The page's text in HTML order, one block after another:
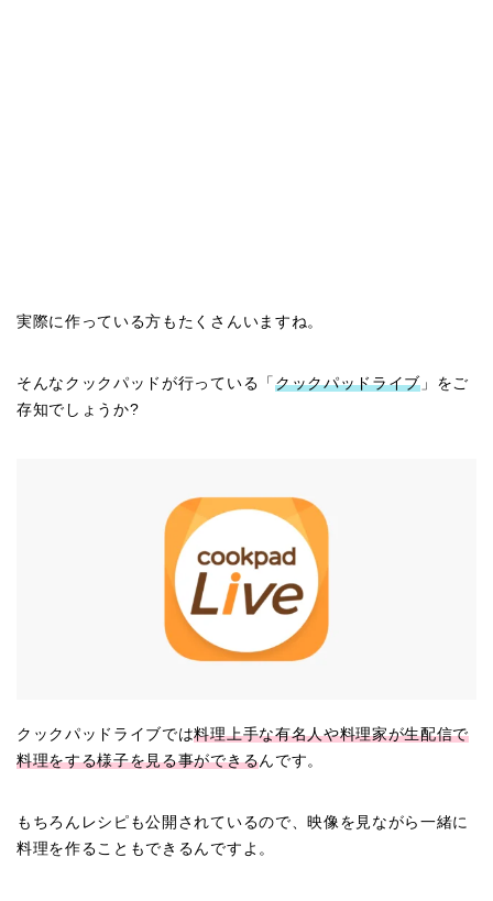
実際に作っている方もたくさんいますね。
そんなクックパッドが行っている「 クックパッドライブ 」をご
存知でしょうか?
クックパッドライブでは料理上手な有名人や料理家が生配信で
料理をする様子を見る事ができるんです。
もちろんレシピも公開されているので、映像を見ながら一緒に
料理を作ることもできるんですよ。